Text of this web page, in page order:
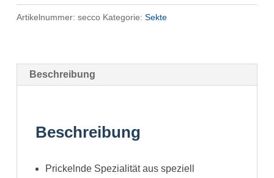
Artikelnummer: secco Kategorie: Sekte
Beschreibung
Beschreibung
Prickelnde Spezialität aus speziell